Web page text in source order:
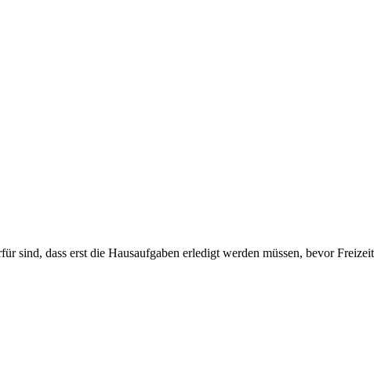
sind, dass erst die Hausaufgaben erledigt werden müssen, bevor